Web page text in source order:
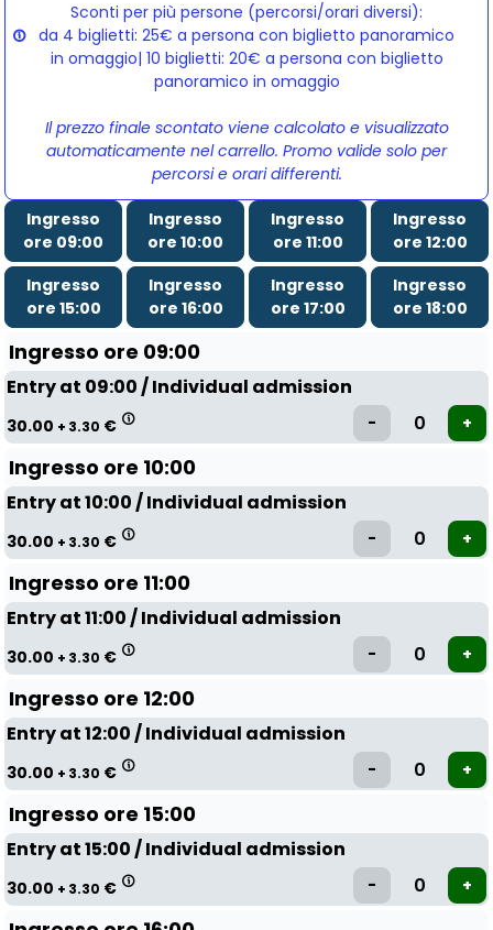
Sconti per più persone (percorsi/orari diversi):
da 4 biglietti: 25€ a persona con biglietto panoramico
in omaggio| 10 biglietti: 20€ a persona con biglietto
panoramico in omaggio
Il prezzo finale scontato viene calcolato e visualizzato
automaticamente nel carrello. Promo valide solo per
percorsi e orari differenti.
Ingresso
ore 09:00
Ingresso
ore 10:00
Ingresso
ore 11:00
Ingresso
ore 12:00
Ingresso
ore 15:00
Ingresso
ore 16:00
Ingresso
ore 17:00
Ingresso
ore 18:00
Ingresso ore 09:00
Entry at 09:00 / Individual admission
30.00 + 3.30 €
Ingresso ore 10:00
Entry at 10:00 / Individual admission
30.00 + 3.30 €
Ingresso ore 11:00
Entry at 11:00 / Individual admission
30.00 + 3.30 €
Ingresso ore 12:00
Entry at 12:00 / Individual admission
30.00 + 3.30 €
Ingresso ore 15:00
Entry at 15:00 / Individual admission
30.00 + 3.30 €